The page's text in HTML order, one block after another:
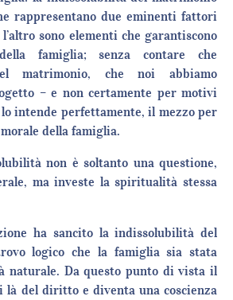
rappresentano due eminenti fattori
sono elementi che garantiscono
famiglia; senza contare che
matrimonio, che noi abbiamo
– e non certamente per motivi
intende perfettamente, il mezzo per
della famiglia.
non è soltanto una questione,
ma investe la spiritualità stessa
ha sancito la indissolubilità del
logico che la famiglia sia stata
naturale. Da questo punto di vista il
là del diritto e diventa una coscienza